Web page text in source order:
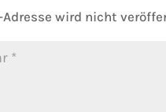
Adresse wird nicht